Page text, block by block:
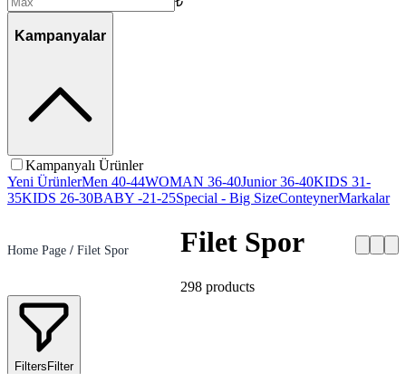
Kampanyalar
Kampanyalı Ürünler
Yeni ÜrünlerMen 40-44WOMAN 36-40Junior 36-40KIDS 31-
35KIDS 26-30BABY -21-25Special - Big SizeConteynerMarkalar
Home Page / Filet Spor Filet Spor
298 products
FiltersFilter